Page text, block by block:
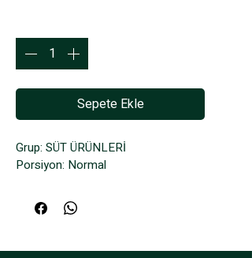
Sepete Ekle
Grup: SÜT ÜRÜNLERİ
Porsiyon: Normal